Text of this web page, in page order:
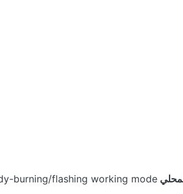
burning/flashing working mode.